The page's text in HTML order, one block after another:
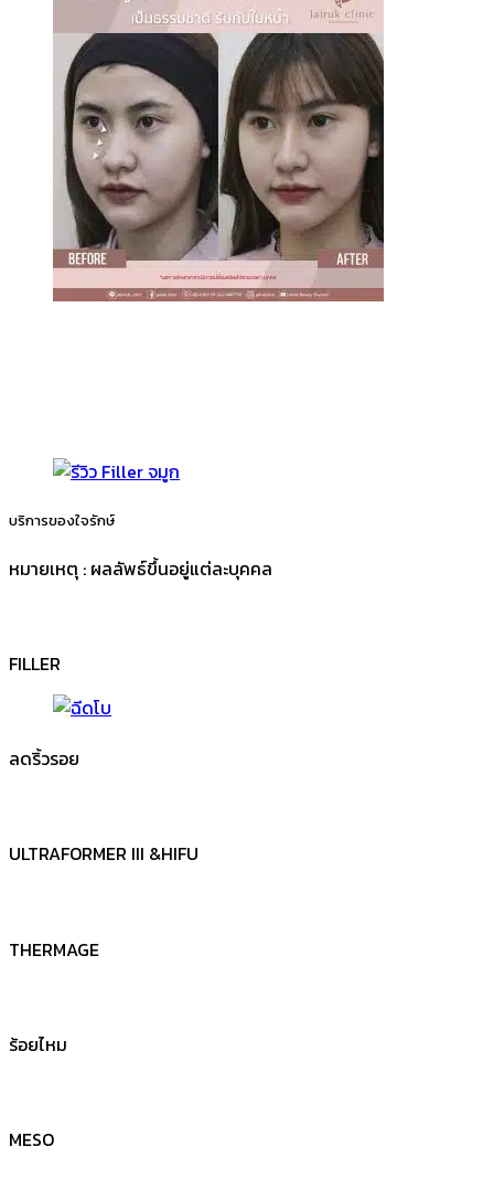
บริการของใจรักษ์
หมายเหตุ : ผลลัพธ์ขึ้นอยู่แต่ละบุคคล
FILLER
ลดริ้วรอย
ULTRAFORMER III &HIFU
THERMAGE
ร้อยไหม
MESO